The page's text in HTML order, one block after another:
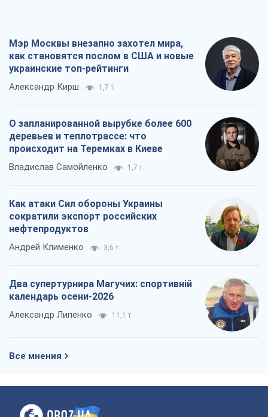
Мэр Москвы внезапно захотел мира,
как становятся послом в США и новые
украинские топ-рейтинги
Александр Кирш 1,7 т.
О запланированной вырубке более 600
деревьев и теплотрассе: что
происходит на Теремках в Киеве
Владислав Самойленко 1,7 т.
Как атаки Сил обороны Украины
сократили экспорт российских
нефтепродуктов
Андрей Клименко 3,6 т.
Два супертурнира Магучих: спортивній
календарь осени-2026
Александр Липенко 11,1 т.
Все мнения